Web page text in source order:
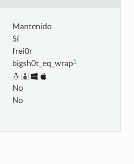
Mantenido
Sí
frei0r
bigsh0t_eq_wrap1
No
No